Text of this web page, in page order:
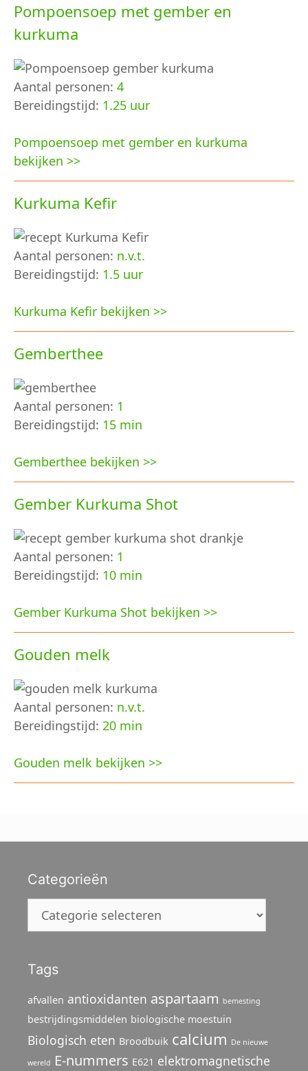
Pompoensoep met gember en
kurkuma
Aantal personen: 4
Bereidingstijd: 1.25 uur
Pompoensoep met gember en kurkuma
bekijken >>
Kurkuma Kefir
Aantal personen: n.v.t.
Bereidingstijd: 1.5 uur
Kurkuma Kefir bekijken >>
Gemberthee
Aantal personen: 1
Bereidingstijd: 15 min
Gemberthee bekijken >>
Gember Kurkuma Shot
Aantal personen: 1
Bereidingstijd: 10 min
Gember Kurkuma Shot bekijken >>
Gouden melk
Aantal personen: n.v.t.
Bereidingstijd: 20 min
Gouden melk bekijken >>
Categorieën
Categorieën
Tags
afvallen antioxidanten aspartaam bemesting
bestrijdingsmiddelen biologische moestuin
Biologisch eten Broodbuik calcium De nieuwe
wereld E-nummers E621 elektromagnetische